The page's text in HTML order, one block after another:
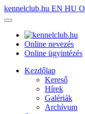
kennelclub.hu EN HU
Online nevezés
Online ügyintézés
Kezdőlap
Kereső
Hírek
Galériák
Archívum